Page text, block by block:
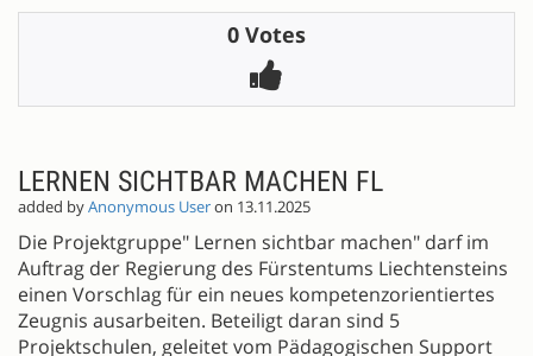
0 Votes
LERNEN SICHTBAR MACHEN FL
added byAnonymous Useron 13.11.2025
Die Projektgruppe" Lernen sichtbar machen" darf im
Auftrag der Regierung des Fürstentums Liechtensteins
einen Vorschlag für ein neues kompetenzorientiertes
Zeugnis ausarbeiten. Beteiligt daran sind 5
Projektschulen, geleitet vom Pädagogischen Support